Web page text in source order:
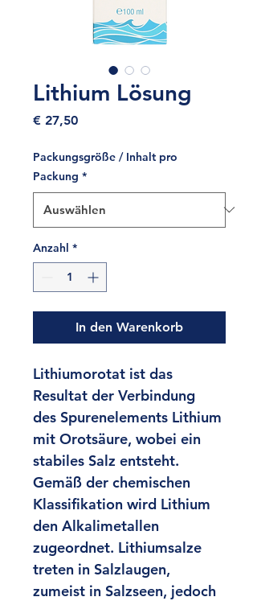
Lithium Lösung
€ 27,50Preis
Packungsgröße / Inhalt pro
Packung *
Anzahl *
In den Warenkorb
Lithiumorotat ist das
Resultat der Verbindung
des Spurenelements Lithium
mit Orotsäure, wobei ein
stabiles Salz entsteht.
Gemäß der chemischen
Klassifikation wird Lithium
den Alkalimetallen
zugeordnet. Lithiumsalze
treten in Salzlaugen,
zumeist in Salzseen, jedoch